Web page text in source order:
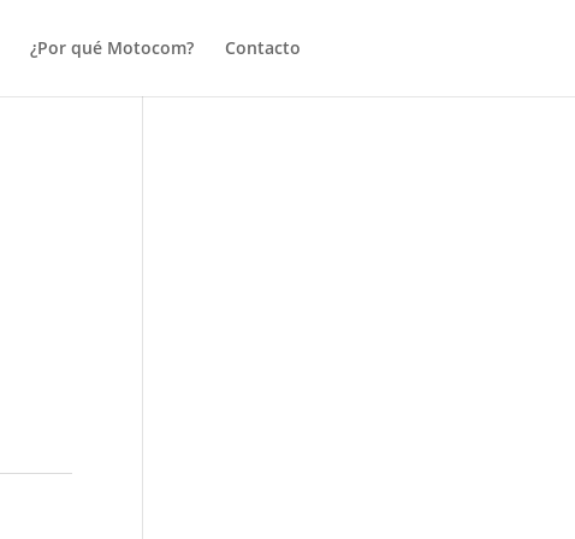
¿Por qué Motocom? Contacto